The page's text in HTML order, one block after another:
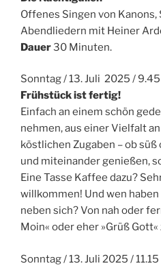
Offenes Singen von Kanons,
Abendliedern mit Heiner
Dauer30 Minuten.
Sonntag / 13. Juli 2025 /
Frühstück ist fertig!
Einfach an einem schön
nehmen, aus einer Vielfalt
köstlichen Zugaben – ob
und miteinander genießen,
Eine Tasse Kaffee dazu?
willkommen! Und wen
neben sich? Von nah oder
Moin« oder eher »Grüß
Sonntag / 13. Juli 2025 /